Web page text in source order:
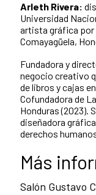
Arleth Rivera:
Universidad
artista gráfica por
Comayagüela,
Fundadora y
negocio creativo
de libros y cajas
Cofundadora de
Honduras (2023).
diseñadora
derechos
Más
Salón Gustavo